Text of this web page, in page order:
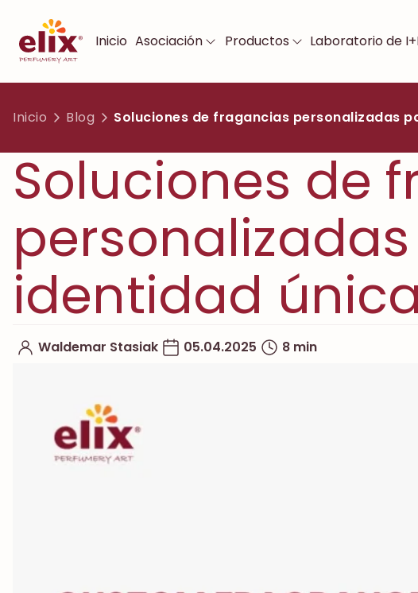
Inicio Asociación Productos Laboratorio de
Inicio Blog Soluciones de fragancias personalizadas
Soluciones de
identidad única
Waldemar Stasiak 05.04.2025 8 min